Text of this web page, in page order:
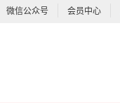
微信公众号 会员中心